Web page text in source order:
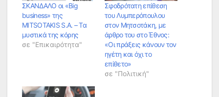
ΣΚΑΝΔΑΛΟ οι «Big
business» της
MITSOTAKIS S.A. – Τα
μυστικά της κόρης
σε "Επικαιρότητα"
Σφοδρότατη επίθεση
του Λυμπερόπουλου
στον Μητσοτάκη, με
άρθρο του στο Έθνος:
«Οι πράξεις κάνουν τον
ηγέτη και όχι το
επίθετο»
σε "Πολιτική"